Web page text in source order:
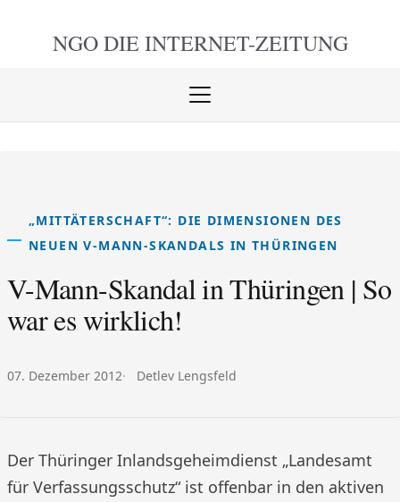
NGO DIE INTERNET-ZEITUNG
Menü
„MITTÄTERSCHAFT“: DIE DIMENSIONEN DES
NEUEN V-MANN-SKANDALS IN THÜRINGEN
V-Mann-Skandal in Thüringen | So
war es wirklich!
Veröffentlicht am:
07. Dezember 2012 Autor:
Detlev Lengsfeld
Der Thüringer Inlandsgeheimdienst „Landesamt
für Verfassungsschutz“ ist offenbar in den aktiven